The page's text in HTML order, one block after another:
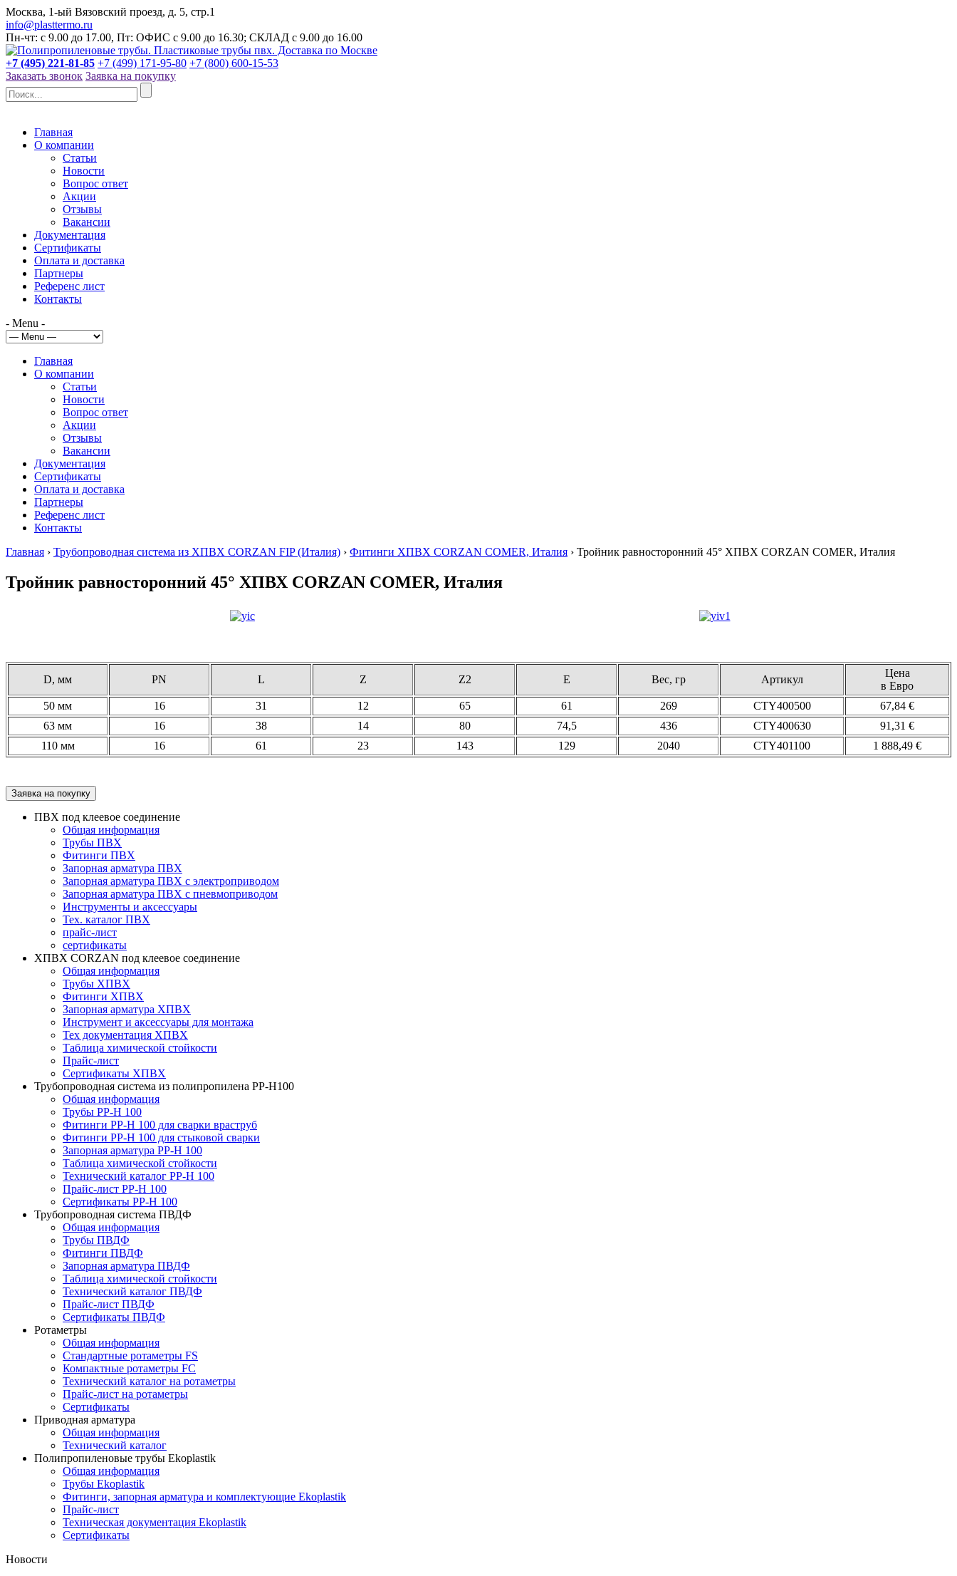
Москва, 1-ый Вязовский проезд, д. 5, стр.1
info@plasttermo.ru
Пн-чт: с 9.00 до 17.00, Пт: ОФИС с 9.00 до 16.30; СКЛАД с 9.00 до 16.00
+7 (495) 221-81-85 +7 (499) 171-95-80 +7 (800) 600-15-53
Заказать звонок Заявка на покупку
Главная
О компании
Статьи
Новости
Вопрос ответ
Акции
Отзывы
Вакансии
Документация
Сертификаты
Оплата и доставка
Партнеры
Референс лист
Контакты
- Menu -
Главная
О компании
Статьи
Новости
Вопрос ответ
Акции
Отзывы
Вакансии
Документация
Сертификаты
Оплата и доставка
Партнеры
Референс лист
Контакты
Главная › Трубопроводная система из ХПВХ CORZAN FIP (Италия) › Фитинги ХПВХ CORZAN COMER, Италия › Тройник равносторонний 45° ХПВХ CORZAN COMER, Италия
Тройник равносторонний 45° ХПВХ CORZAN COMER, Италия
D, мм PN L Z Z2 E Вес, гр Артикул
Цена
в Евро
50 мм
16 31 12 65 61 269 CTY400500
67,84 €
63 мм
16 38 14 80 74,5 436 CTY400630
91,31 €
110 мм
16 61 23 143 129 2040 CTY401100 1 888,49 €
Заявка на покупку
ПВХ под клеевое соединение
Общая информация
Трубы ПВХ
Фитинги ПВХ
Запорная арматура ПВХ
Запорная арматура ПВХ с электроприводом
Запорная арматура ПВХ с пневмоприводом
Инструменты и аксессуары
Тех. каталог ПВХ
прайс-лист
сертификаты
ХПВХ CORZAN под клеевое соединение
Общая информация
Трубы ХПВХ
Фитинги ХПВХ
Запорная арматура ХПВХ
Инструмент и аксессуары для монтажа
Тех документация ХПВХ
Таблица химической стойкости
Прайс-лист
Сертификаты ХПВХ
Трубопроводная система из полипропилена PP-H100
Общая информация
Трубы PP-H 100
Фитинги PP-H 100 для сварки враструб
Фитинги PP-H 100 для стыковой сварки
Запорная арматура PP-H 100
Таблица химической стойкости
Технический каталог PP-H 100
Прайс-лист PP-H 100
Сертификаты PP-H 100
Трубопроводная система ПВДФ
Общая информация
Трубы ПВДФ
Фитинги ПВДФ
Запорная арматура ПВДФ
Таблица химической стойкости
Технический каталог ПВДФ
Прайс-лист ПВДФ
Сертификаты ПВДФ
Ротаметры
Общая информация
Стандартные ротаметры FS
Компактные ротаметры FC
Технический каталог на ротаметры
Прайс-лист на ротаметры
Сертификаты
Приводная арматура
Общая информация
Технический каталог
Полипропиленовые трубы Ekoplastik
Общая информация
Трубы Ekoplastik
Фитинги, запорная арматура и комплектующие Ekoplastik
Прайс-лист
Техническая документация Ekoplastik
Сертификаты
Новости